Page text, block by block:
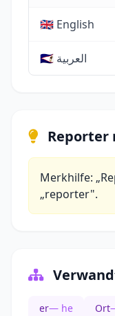
🇬🇧 English
🇸🇦 العربية
Reporter
Merkhilfe:
„reporter".
er— he Ort